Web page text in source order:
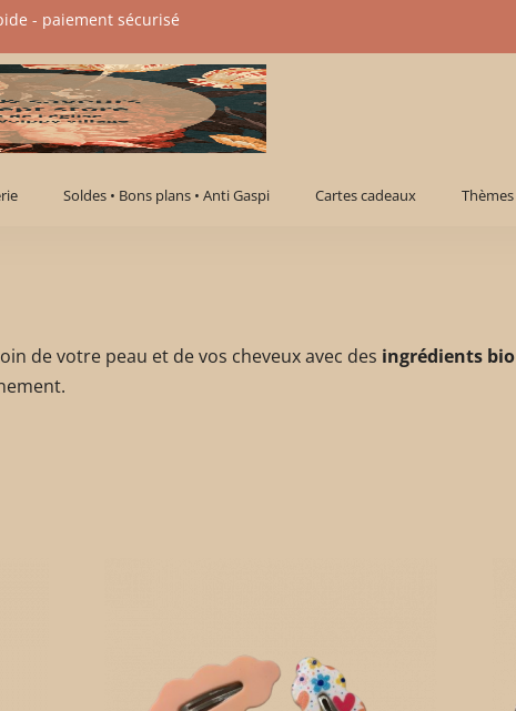
- paiement sécurisé​
Soldes • Bons plans • Anti Gaspi Cartes cadeaux Thèmes
de votre peau et de vos cheveux avec des ingrédients bio